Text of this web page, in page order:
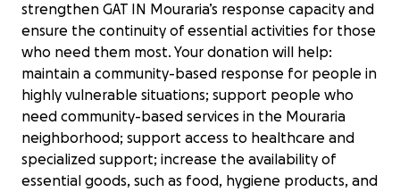
strengthen GAT IN Mouraria’s response capacity and
ensure the continuity of essential activities for those
who need them most. Your donation will help:
maintain a community-based response for people in
highly vulnerable situations; support people who
need community-based services in the Mouraria
neighborhood; support access to healthcare and
specialized support; increase the availability of
essential goods, such as food, hygiene products, and